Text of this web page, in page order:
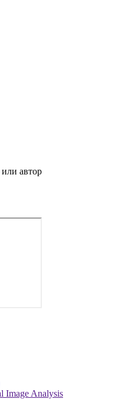
автор
Image Analysis